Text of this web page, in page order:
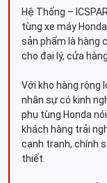
Hệ Thống –
tùng xe máy
sản phẩm là hàng
cho đại lý, cửa
Với kho hàng rộng
nhân sự có kinh
phụ tùng Honda
khách hàng trải
cạnh tranh, chính
thiết.